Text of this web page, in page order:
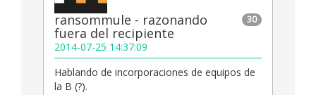
30
ransommule - razonando
fuera del recipiente
2014-07-25 14:37:09
Hablando de incorporaciones de equipos de
la B (?).